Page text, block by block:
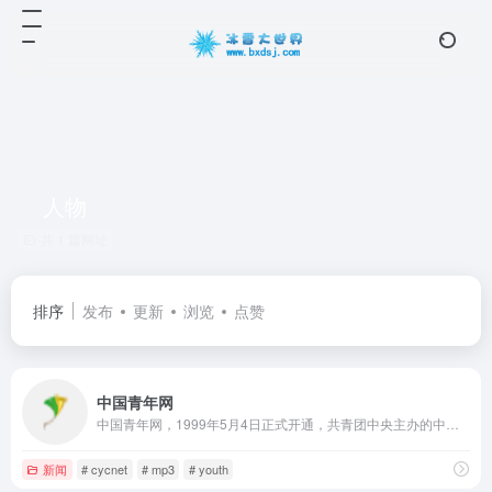
排序 发布 更新 浏览 点赞
中国青年网
新闻 # cycnet # mp3 # youth